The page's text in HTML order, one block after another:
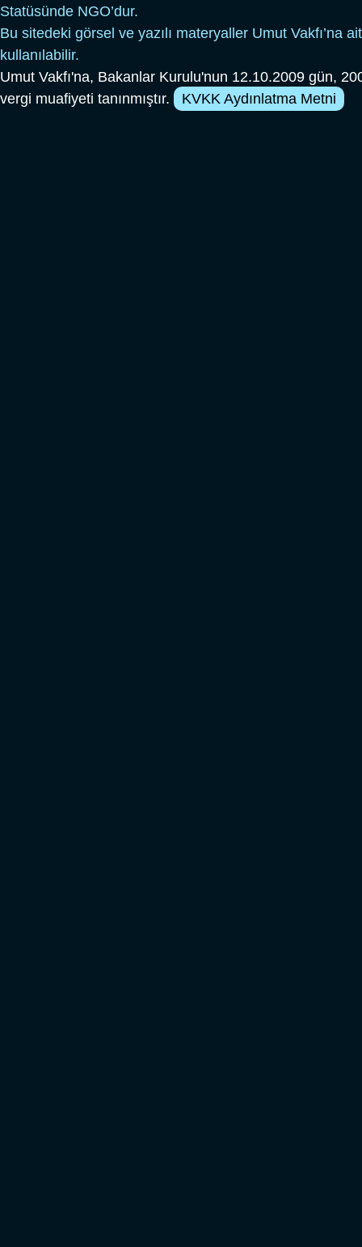
Statüsünde NGO’dur.
Bu sitedeki görsel ve yazılı materyaller Umut Vakfı’na
kullanılabilir.
Umut Vakfı'na, Bakanlar Kurulu'nun 12.10.2009 gün,
vergi muafiyeti tanınmıştır.
KVKK Aydınlatma Metni